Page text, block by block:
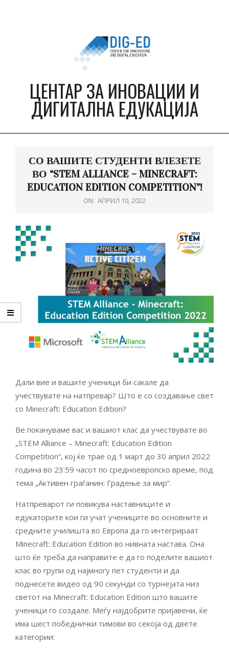
ЦЕНТАР ЗА ИНОВАЦИИ И
ДИГИТАЛНА ЕДУКАЦИЈА
СО ВАШИТЕ СТУДЕНТИ ВЛЕЗЕТЕ
ВО “STEM ALLIANCE – MINECRAFT:
EDUCATION EDITION COMPETITION”!
ON: АПРИЛ 10, 2022
Дали вие и вашите ученици би сакале да
учествувате на натпревар? Што е со создавање свет
со Minecraft: Education Edition?
Ве покануваме вас и вашиот клас да учествувате во
„STEM Alliance – Minecraft: Education Edition
Competition“, кој ќе трае од 1 март до 30 април 2022
година во 23:59 часот по средноевропско време, под
тема „Активен граѓанин: Градење за мир“.
Натпреварот ги повикува наставниците и
едукаторите кои ги учат учениците во основните и
средните училишта во Европа да го интегрираат
Minecraft: Education Edition во нивната настава. Она
што ќе треба да направите е да го поделите вашиот
клас во групи од најмногу пет студенти и да
поднесете видео од 90 секунди со турнејата низ
светот на Minecraft: Education Edition што вашите
ученици го создале. Меѓу најдобрите пријавени, ќе
има шест победнички тимови во секоја од двете
категории: